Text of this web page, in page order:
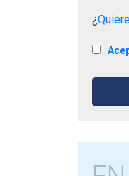
¿